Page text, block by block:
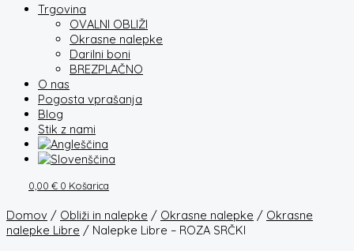
Trgovina
OVALNI OBLIŽI
Okrasne nalepke
Darilni boni
BREZPLAČNO
O nas
Pogosta vprašanja
Blog
Stik z nami
0,00 € 0 Košarica
Domov / Obliži in nalepke / Okrasne nalepke / Okrasne
nalepke Libre / Nalepke Libre – ROZA SRČKI